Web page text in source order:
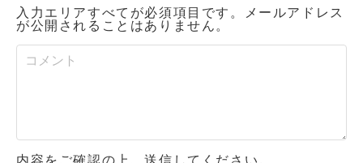
入力エリアすべてが必須項目です。メールアドレス
が公開されることはありません。
内容をご確認の上、送信してください。